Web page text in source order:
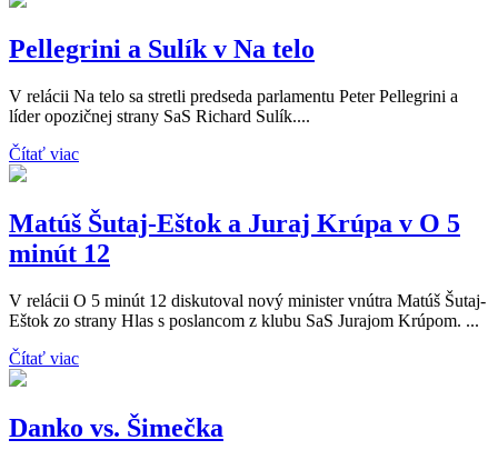
Pellegrini a Sulík v Na telo
V relácii Na telo sa stretli predseda parlamentu Peter Pellegrini a
líder opozičnej strany SaS Richard Sulík....
Čítať viac
Matúš Šutaj-Eštok a Juraj Krúpa v O 5
minút 12
V relácii O 5 minút 12 diskutoval nový minister vnútra Matúš Šutaj-
Eštok zo strany Hlas s poslancom z klubu SaS Jurajom Krúpom. ...
Čítať viac
Danko vs. Šimečka